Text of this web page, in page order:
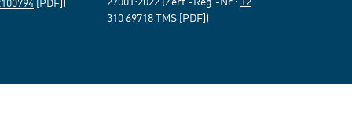
310 69718 TMS [PDF])